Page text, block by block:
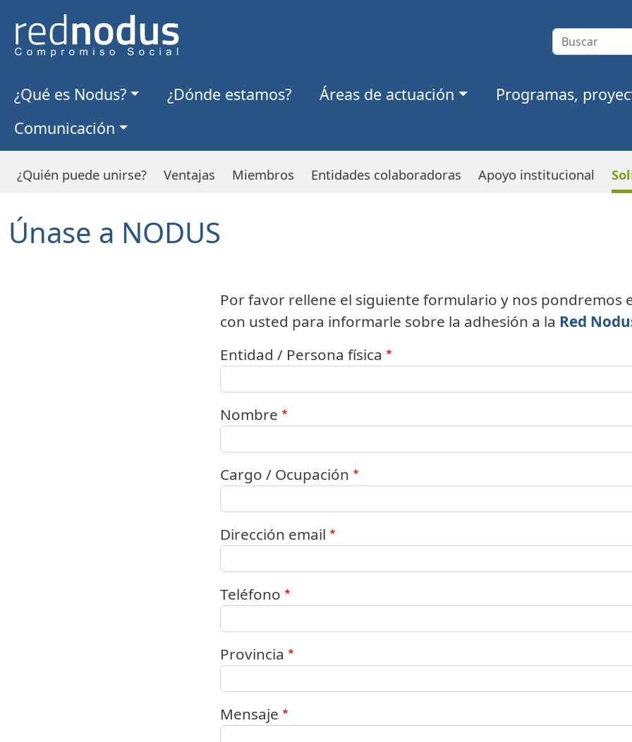
Navegación principal
¿Qué es Nodus? ¿Dónde estamos? Áreas de actuación
Programas,
Comunicación
¿Quién puede unirse? Ventajas Miembros Entidades colaboradoras Apoyo institucional
Únase a NODUS
Por favor rellene el siguiente formulario y nos pondremos
con usted para informarle sobre la adhesión a la Red
Entidad / Persona física
Nombre
Cargo / Ocupación
Dirección email
Teléfono
Provincia
Mensaje